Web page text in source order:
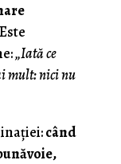
„Iată ce
mult: nici nu
când